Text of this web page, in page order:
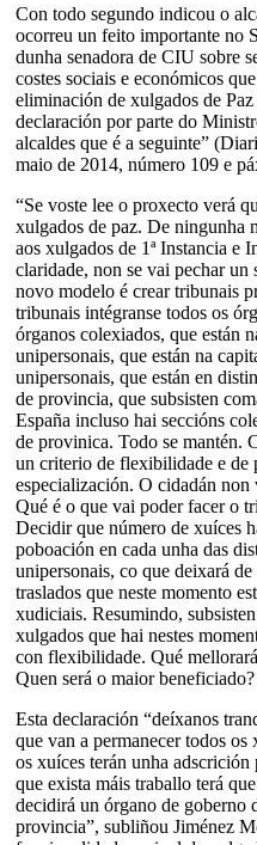
Con todo segundo indicou o
ocorreu un feito importante no
dunha senadora de CIU sobre
costes sociais e económicos
eliminación de xulgados de
declaración por parte do
alcaldes que é a seguinte”
maio de 2014, número 109 e
“Se voste lee o proxecto verá
xulgados de paz. De ningunha
aos xulgados de 1ª Instancia e
claridade, non se vai pechar
novo modelo é crear tribunais
tribunais intégranse todos os
órganos colexiados, que están
unipersonais, que están na
unipersonais, que están en
de provincia, que subsisten
España incluso hai seccións
de provinica. Todo se mantén.
un criterio de flexibilidade e de
especialización. O cidadán non
Qué é o que vai poder facer o
Decidir que número de xuíces
poboación en cada unha das
unipersonais, co que deixará
traslados que neste momento
xudiciais. Resumindo,
xulgados que hai nestes
con flexibilidade. Qué
Quen será o maior
Esta declaración “deíxanos
que van a permanecer todos
os xuíces terán unha
que exista máis traballo terá
decidirá un órgano de goberno
provincia”, subliñou Jiménez